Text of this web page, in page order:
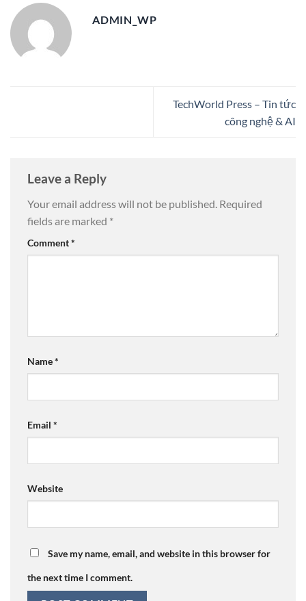
ADMIN_WP
TechWorld Press – Tin tức
công nghệ & AI
Leave a Reply
Your email address will not be published. Required
fields are marked *
Comment*
Name*
Email *
Website
Save my name, email, and website in this browser for
the next time I comment.